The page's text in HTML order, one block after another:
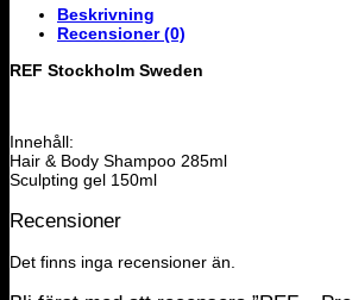
Beskrivning
Recensioner (0)
REF Stockholm Sweden
Innehåll:
Hair & Body Shampoo 285ml
Sculpting gel 150ml
Recensioner
Det finns inga recensioner än.